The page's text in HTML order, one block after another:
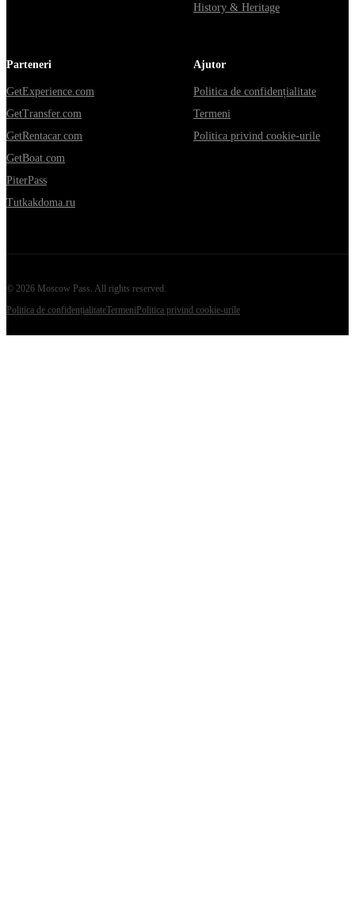
History & Heritage
Parteneri
GetExperience.com
GetTransfer.com
GetRentacar.com
GetBoat.com
PiterPass
Tutkakdoma.ru
Ajutor
Politica de confidențialitate
Termeni
Politica privind cookie-urile
© 2026 Moscow Pass. All rights reserved.
Politica de confidențialitateTermeni Politica privind cookie-urile